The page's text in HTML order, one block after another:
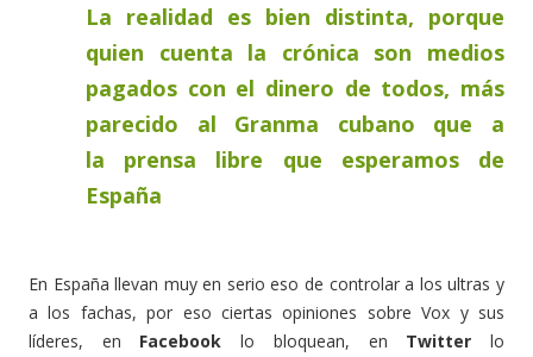
La realidad es bien distinta, porque
quien cuenta la crónica son medios
pagados con el dinero de todos, más
parecido al Granma cubano que a
la prensa libre que esperamos de
España
En España llevan muy en serio eso de controlar a los ultras y
a los fachas, por eso ciertas opiniones sobre Vox y sus
líderes, en Facebook lo bloquean, en Twitter lo